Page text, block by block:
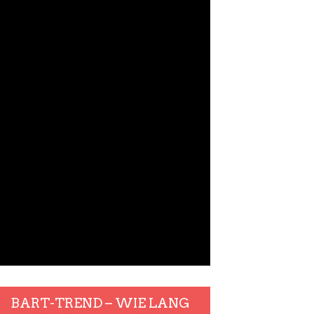
BART-TREND – WIE LANG